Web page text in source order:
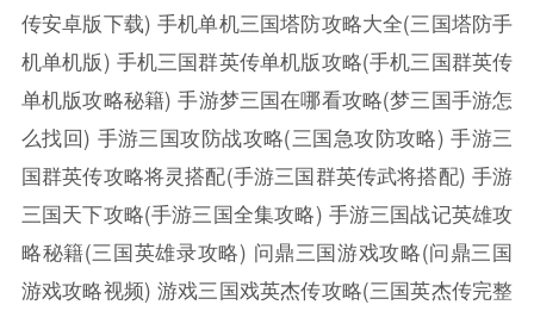
传安卓版下载) 手机单机三国塔防攻略大全(三国塔防手
机单机版) 手机三国群英传单机版攻略(手机三国群英传
单机版攻略秘籍) 手游梦三国在哪看攻略(梦三国手游怎
么找回) 手游三国攻防战攻略(三国急攻防攻略) 手游三
国群英传攻略将灵搭配(手游三国群英传武将搭配) 手游
三国天下攻略(手游三国全集攻略) 手游三国战记英雄攻
略秘籍(三国英雄录攻略) 问鼎三国游戏攻略(问鼎三国
游戏攻略视频) 游戏三国戏英杰传攻略(三国英杰传完整